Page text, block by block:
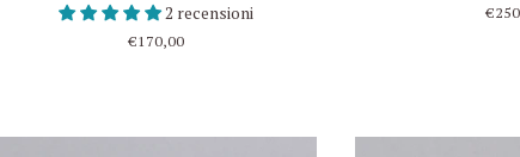
2 recensioni
€170,00